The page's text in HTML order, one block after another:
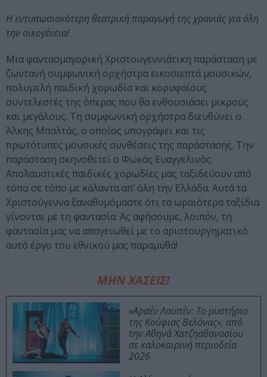
Η εντυπωσιακότερη θεατρική παραγωγή της χρονιάς για όλη
την οικογένεια!
Μια φαντασμαγορική Χριστουγεννιάτικη παράσταση με
ζωντανή συμφωνική ορχήστρα εικοσιεπτά μουσικών,
πολυμελή παιδική χορωδία και κορυφαίους
συντελεστές της όπερας που θα ενθουσιάσει μικρούς
και μεγάλους. Τη συμφωνική ορχήστρα διευθύνει ο
Άλκης Μπαλτάς, ο οποίος υπογράφει και τις
πρωτότυπες μουσικές συνθέσεις της παράστασης. Την
παράσταση σκηνοθετεί ο Φωκάς Ευαγγελινός.
Απολαυστικές παιδικές χορωδίες μας ταξιδεύουν από
τόπο σε τόπο με κάλαντα απ’ όλη την Ελλάδα. Αυτά τα
Χριστούγεννα ξαναθυμόμαστε ότι τα ωραιότερα ταξίδια
γίνονται με τη φαντασία. Ας αφήσουμε, λοιπόν, τη
φαντασία μας να απογειωθεί με το αριστουργηματικό
αυτό έργο του εθνικού μας παραμυθά!
ΜΗΝ ΧΑΣΕΙΣ!
«Αρσέν Λουπέν: Το μυστήριο
της Κούφιας Βελόνας», από
την Αθηνά Χατζηαθανασίου
σε καλοκαιρινή περιοδεία
2026